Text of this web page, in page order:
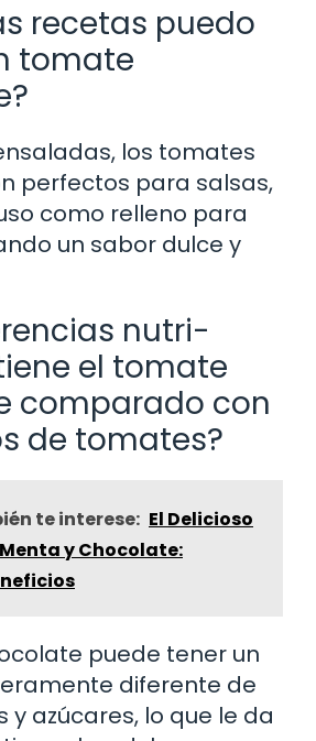
recetas puedo
tomate
los tomates
perfectos para salsas,
como relleno para
un sabor dulce y
nutri-
el tomate
comparado con
de tomates?
te interese: El Delicioso
y Chocolate:
puede tener un
diferente de
y azúcares, lo que le da